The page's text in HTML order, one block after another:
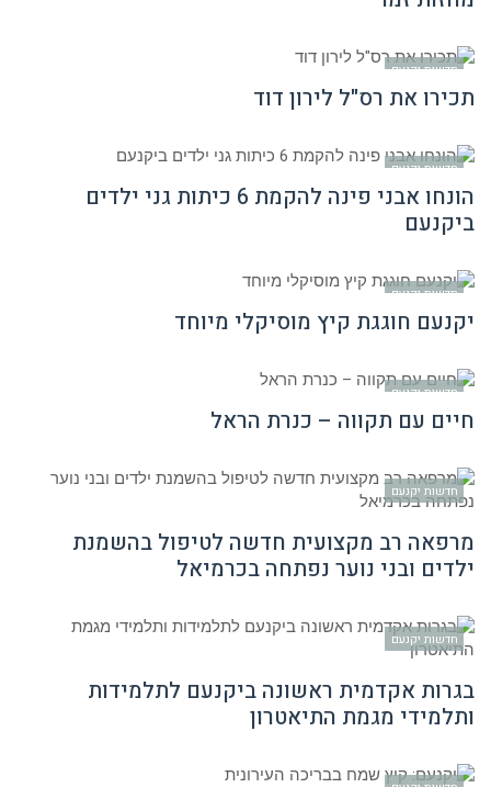
חדשות יקנעם
תכירו את רס"ל לירון דוד
חדשות יקנעם
הונחו אבני פינה להקמת 6 כיתות גני ילדים
ביקנעם
חדשות יקנעם
יקנעם חוגגת קיץ מוסיקלי מיוחד
חדשות יקנעם
חיים עם תקווה – כנרת הראל
חדשות יקנעם
מרפאה רב מקצועית חדשה לטיפול בהשמנת
ילדים ובני נוער נפתחה בכרמיאל
חדשות יקנעם
בגרות אקדמית ראשונה ביקנעם לתלמידות
ותלמידי מגמת התיאטרון
חדשות יקנעם